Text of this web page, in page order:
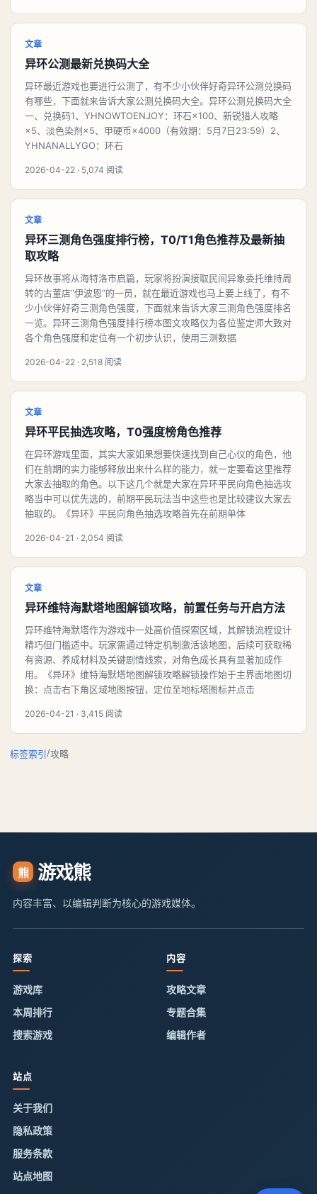
文章
异环公测最新兑换码大全
异环最近游戏也要进行公测了，有不少小伙伴好奇异环公测兑换码
有哪些，下面就来告诉大家公测兑换码大全。异环公测兑换码大全
一、兑换码1、YHNOWTOENJOY：环石×100、新锐猎人攻略
×5、淡色染剂×5、甲硬币×4000（有效期：5月7日23:59）2、
YHNANALLYGO：环石
2026-04-22 · 5,074 阅读
文章
异环三测角色强度排行榜，T0/T1角色推荐及最新抽
取攻略
异环故事将从海特洛市启篇，玩家将扮演接取民间异象委托维持周
转的古董店“伊波恩”的一员，就在最近游戏也马上要上线了，有不
少小伙伴好奇三测角色强度，下面就来告诉大家三测角色强度排名
一览。异环三测角色强度排行榜本图文攻略仅为各位鉴定师大致对
各个角色强度和定位有一个初步认识，使用三测数据
2026-04-22 · 2,518 阅读
文章
异环平民抽选攻略，T0强度榜角色推荐
在异环游戏里面，其实大家如果想要快速找到自己心仪的角色，他
们在前期的实力能够释放出来什么样的能力，就一定要看这里推荐
大家去抽取的角色。以下这几个就是大家在异环平民向角色抽选攻
略当中可以优先选的，前期平民玩法当中这些也是比较建议大家去
抽取的。《异环》平民向角色抽选攻略首先在前期单体
2026-04-21 · 2,054 阅读
文章
异环维特海默塔地图解锁攻略，前置任务与开启方法
异环维特海默塔作为游戏中一处高价值探索区域，其解锁流程设计
精巧但门槛适中。玩家需通过特定机制激活该地图，后续可获取稀
有资源、养成材料及关键剧情线索，对角色成长具有显著加成作
用。《异环》维特海默塔地图解锁攻略解锁操作始于主界面地图切
换：点击右下角区域地图按钮，定位至地标塔图标并点击
2026-04-21 · 3,415 阅读
标签索引/攻略
熊 游戏熊
内容丰富、以编辑判断为核心的游戏媒体。
探索
游戏库
本周排行
搜索游戏
内容
攻略文章
专题合集
编辑作者
站点
关于我们
隐私政策
服务条款
站点地图